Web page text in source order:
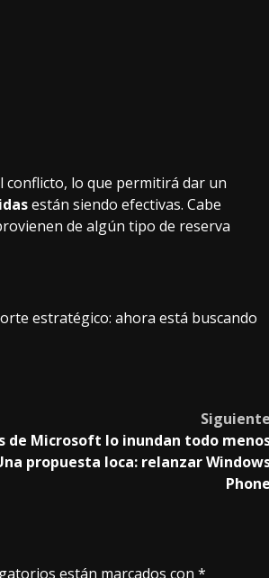
lo que permitirá dar un
están siendo efectivas. Cabe
de algún tipo de reserva
estratégico: ahora está buscando
de Microsoft lo inundan todo
propuesta loca: relanzar
están marcados con *